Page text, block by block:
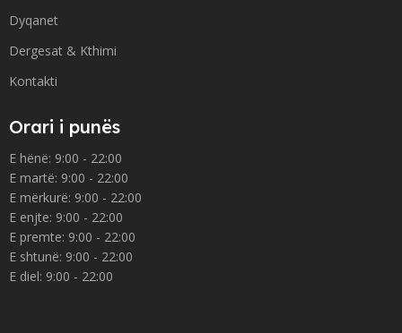
Dyqanet
Dergesat & Kthimi
Kontakti
Orari i punës
E hënë: 9:00 - 22:00
E martë: 9:00 - 22:00
E mërkurë: 9:00 - 22:00
E enjte: 9:00 - 22:00
E premte: 9:00 - 22:00
E shtunë: 9:00 - 22:00
E diel: 9:00 - 22:00